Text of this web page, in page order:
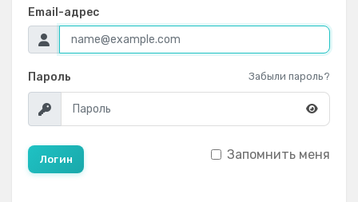
Email-адрес
Пароль Забыли пароль?
Логин Запомнить меня